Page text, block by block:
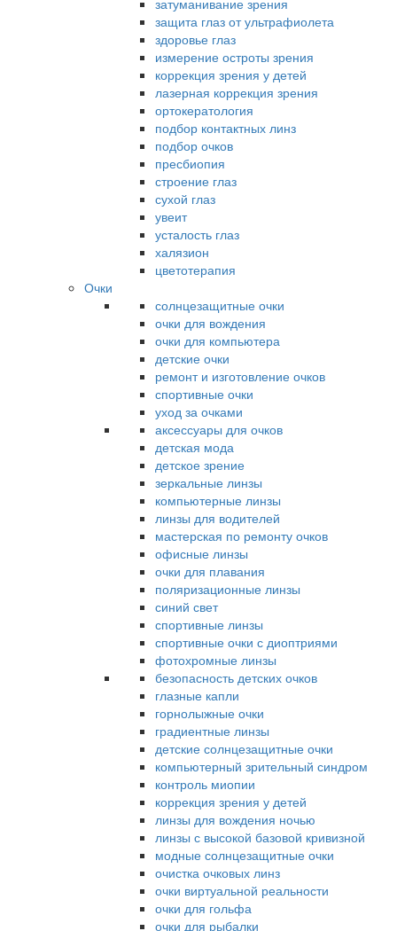
затуманивание зрения
защита глаз от ультрафиолета
здоровье глаз
измерение остроты зрения
коррекция зрения у детей
лазерная коррекция зрения
ортокератология
подбор контактных линз
подбор очков
пресбиопия
строение глаз
сухой глаз
увеит
усталость глаз
халязион
цветотерапия
Очки
солнцезащитные очки
очки для вождения
очки для компьютера
детские очки
ремонт и изготовление очков
спортивные очки
уход за очками
аксессуары для очков
детская мода
детское зрение
зеркальные линзы
компьютерные линзы
линзы для водителей
мастерская по ремонту очков
офисные линзы
очки для плавания
поляризационные линзы
синий свет
спортивные линзы
спортивные очки с диоптриями
фотохромные линзы
безопасность детских очков
глазные капли
горнолыжные очки
градиентные линзы
детские солнцезащитные очки
компьютерный зрительный синдром
контроль миопии
коррекция зрения у детей
линзы для вождения ночью
линзы с высокой базовой кривизной
модные солнцезащитные очки
очистка очковых линз
очки виртуальной реальности
очки для гольфа
очки для рыбалки